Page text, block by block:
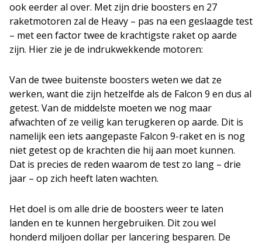
ook eerder al over. Met zijn drie boosters en 27
raketmotoren zal de Heavy – pas na een geslaagde test
– met een factor twee de krachtigste raket op aarde
zijn. Hier zie je de indrukwekkende motoren:
Van de twee buitenste boosters weten we dat ze
werken, want die zijn hetzelfde als de Falcon 9 en dus al
getest. Van de middelste moeten we nog maar
afwachten of ze veilig kan terugkeren op aarde. Dit is
namelijk een iets aangepaste Falcon 9-raket en is nog
niet getest op de krachten die hij aan moet kunnen.
Dat is precies de reden waarom de test zo lang – drie
jaar – op zich heeft laten wachten.
Het doel is om alle drie de boosters weer te laten
landen en te kunnen hergebruiken. Dit zou wel
honderd miljoen dollar per lancering besparen. De